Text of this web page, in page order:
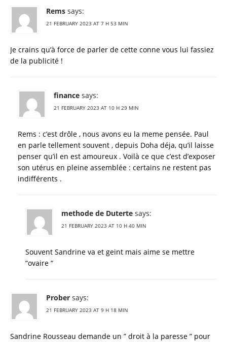
Rems says:
21 FEBRUARY 2023 AT 7 H 53 MIN
Je crains qu’à force de parler de cette conne vous lui fassiez
de la publicité !
finance says:
21 FEBRUARY 2023 AT 10 H 29 MIN
Rems : c’est drôle , nous avons eu la meme pensée. Paul
en parle tellement souvent , depuis Doha déja, qu’il laisse
penser qu’il en est amoureux . Voilà ce que c’est d’exposer
son utérus en pleine assemblée : certains ne restent pas
indifférents .
methode de Duterte says:
21 FEBRUARY 2023 AT 10 H 40 MIN
Souvent Sandrine va et geint mais aime se mettre
“ovaire “
Prober says:
21 FEBRUARY 2023 AT 9 H 18 MIN
Sandrine Rousseau demande un ” droit à la paresse ” pour